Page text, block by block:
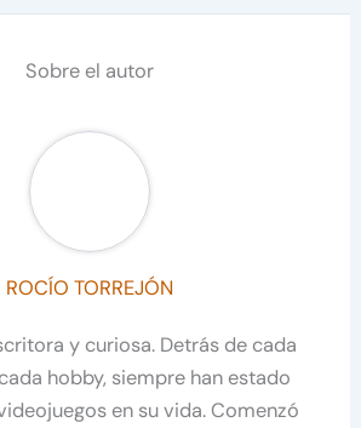
Sobre el autor
ROCÍO TORREJÓN
y curiosa. Detrás de cada
hobby, siempre han estado
en su vida. Comenzó